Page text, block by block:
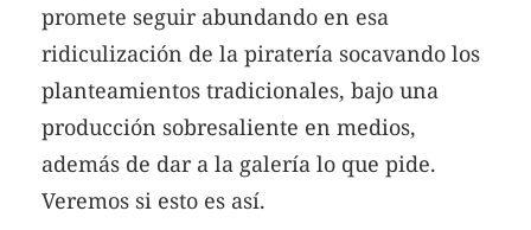
promete seguir abundando en esa
ridiculización de la piratería socavando los
planteamientos tradicionales, bajo una
producción sobresaliente en medios,
además de dar a la galería lo que pide.
Veremos si esto es así.